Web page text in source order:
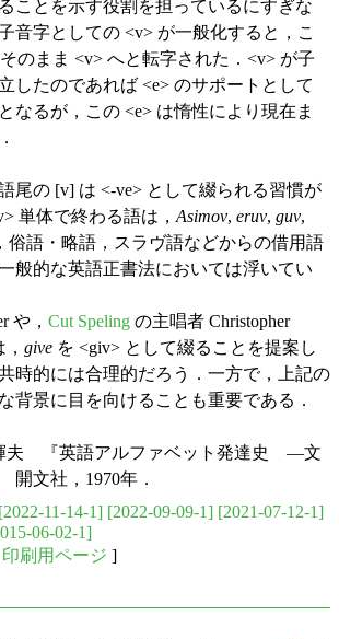
ことを示す役割を担っているにすぎな
音字としての <v> が一般化すると，こ
のまま <v> へと転字された．<v> が子
したのであれば <e> のサポートとして
なるが，この <e> は惰性により現在ま
尾の [v] は <-ve> として綴られる習慣が
単体で終わる語は， Asimov, eruv, guv,
俗語・略語，スラヴ語などからの借用語
般的な英語正書法においては浮いてい
や， Cut Speling の主唱者 Christopher
give を <giv> として綴ることを提案し
時的には合理的だろう．一方で，上記の
背景に目を向けることも重要である．
夫 『英語アルファベット発達史 ―文
文社，1970年．
[2022-11-14-1] [2022-09-09-1] [2021-07-12-1]
06-02-1]
印刷用ページ ]